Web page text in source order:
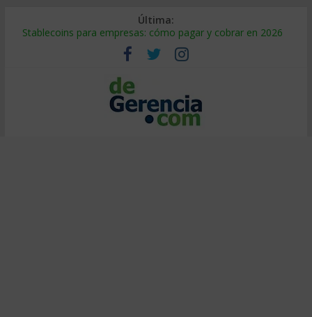
Última:
Stablecoins para empresas: cómo pagar y cobrar en 2026
Despido silencioso: qué es y por qué sale tan caro
IA en selección de personal: cómo auditarla a tiempo
Trabajo forzoso en la cadena de suministro: qué hacer
Mercado hispano de EE. UU.: cómo segmentarlo y venderle